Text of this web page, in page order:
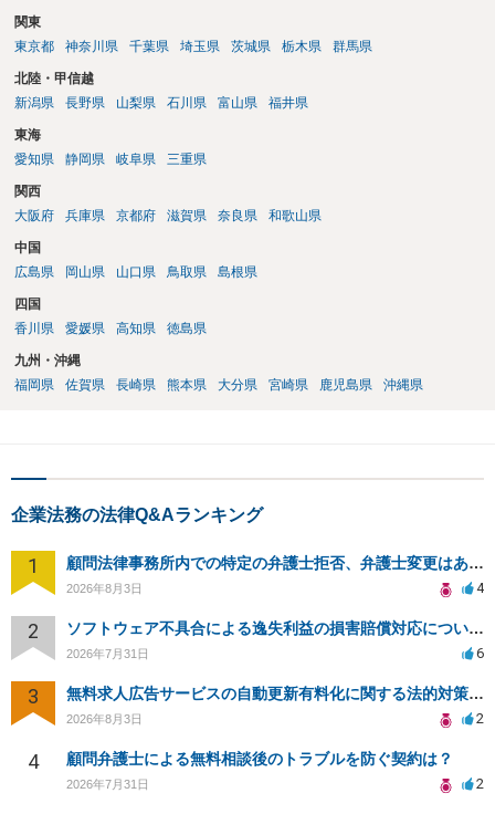
は、このウェブサイトで探す方法のほか、弁護士会や法律事務所に直
接問い合わせをする方法もあり得ると存じます。
関東
東京都
神奈川県 千葉県 埼玉県 茨城県 栃木県 群馬県
北陸・甲信越
新潟県
長野県 山梨県 石川県 富山県 福井県
東海
愛知県
静岡県 岐阜県 三重県
関西
大阪府
兵庫県 京都府 滋賀県 奈良県 和歌山県
中国
広島県
岡山県 山口県 鳥取県 島根県
四国
香川県
愛媛県 高知県 徳島県
九州・沖縄
福岡県
佐賀県 長崎県 熊本県 大分県 宮崎県 鹿児島県 沖縄県
企業法務の法律Q&Aランキング
1 顧問法律事務所内での特定の弁護士拒否、弁護士変更はあり？一般論でも構いません。
2026年8月3日 4
2 ソフトウェア不具合による逸失利益の損害賠償対応について相談
2026年7月31日 6
3 無料求人広告サービスの自動更新有料化に関する法的対策は？
2026年8月3日 2
4 顧問弁護士による無料相談後のトラブルを防ぐ契約は？
2026年7月31日 2